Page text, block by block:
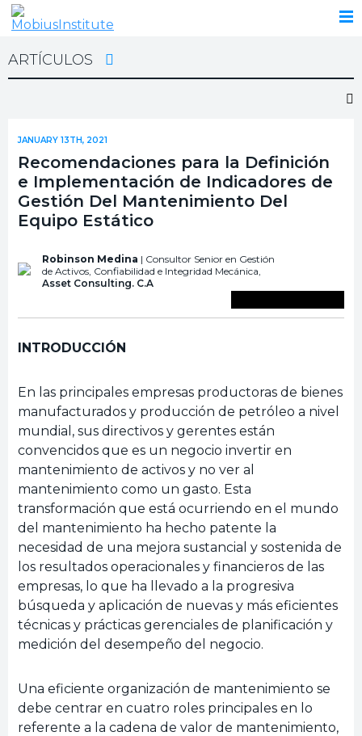
ARTÍCULOS
JANUARY 13TH, 2021
Recomendaciones para la Definición
e Implementación de Indicadores de
Gestión Del Mantenimiento Del
Equipo Estático
Robinson Medina | Consultor Senior en Gestión
de Activos, Confiabilidad e Integridad Mecánica,
Asset Consulting. C.A
INTRODUCCIÓN
En las principales empresas productoras de bienes
manufacturados y producción de petróleo a nivel
mundial, sus directivos y gerentes están
convencidos que es un negocio invertir en
mantenimiento de activos y no ver al
mantenimiento como un gasto. Esta
transformación que está ocurriendo en el mundo
del mantenimiento ha hecho patente la
necesidad de una mejora sustancial y sostenida de
los resultados operacionales y financieros de las
empresas, lo que ha llevado a la progresiva
búsqueda y aplicación de nuevas y más eficientes
técnicas y prácticas gerenciales de planificación y
medición del desempeño del negocio.
Una eficiente organización de mantenimiento se
debe centrar en cuatro roles principales en lo
referente a la cadena de valor de mantenimiento,